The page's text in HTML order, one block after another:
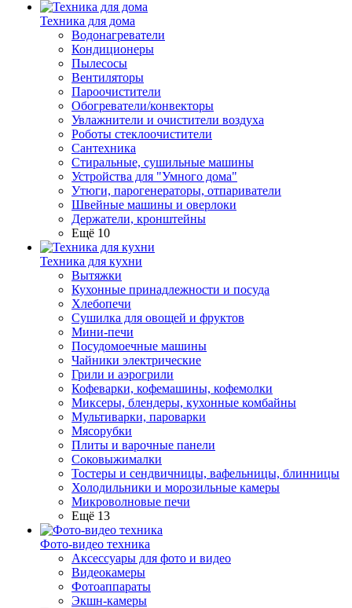
Техника для дома
Водонагреватели
Кондиционеры
Пылесосы
Вентиляторы
Пароочистители
Обогреватели/конвекторы
Увлажнители и очистители воздуха
Роботы стеклоочистители
Сантехника
Стиральные, сушильные машины
Устройства для "Умного дома"
Утюги, парогенераторы, отпариватели
Швейные машины и оверлоки
Держатели, кронштейны
Ещё 10
Техника для кухни
Вытяжки
Кухонные принадлежности и посуда
Хлебопечи
Сушилка для овощей и фруктов
Мини-печи
Посудомоечные машины
Чайники электрические
Грили и аэрогрили
Кофеварки, кофемашины, кофемолки
Миксеры, блендеры, кухонные комбайны
Мультиварки, пароварки
Мясорубки
Плиты и варочные панели
Соковыжималки
Тостеры и сендвичницы, вафельницы, блинницы
Холодильники и морозильные камеры
Микроволновые печи
Ещё 13
Фото-видео техника
Аксессуары для фото и видео
Видеокамеры
Фотоаппараты
Экшн-камеры